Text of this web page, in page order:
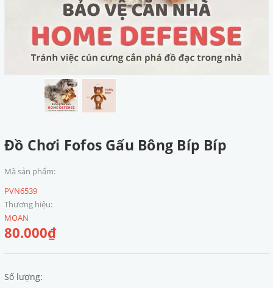
Đồ Chơi Fofos Gấu Bông Bíp Bíp
Mã sản phẩm:
PVN6539
Thương hiệu:
MOAN
80.000₫
Số lượng: